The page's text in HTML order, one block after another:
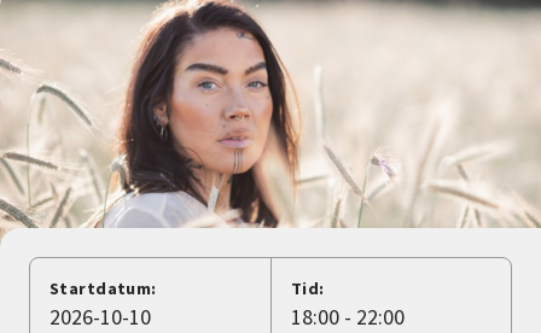
Om SV
Starta studiecirkel
Cirkelledare
Nyheter
Avdelningar
Startdatum:
2026-10-10
Tid:
18:00 - 22:00